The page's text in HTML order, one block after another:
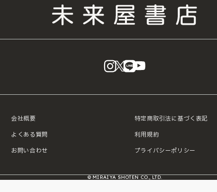
instagram
X LINE
会社概要
よくある質問
お問い合わせ
特定商取引法に基づく表記
利用規約
プライバシーポリシー
© MIRAIYA SHOTEN CO., LTD.